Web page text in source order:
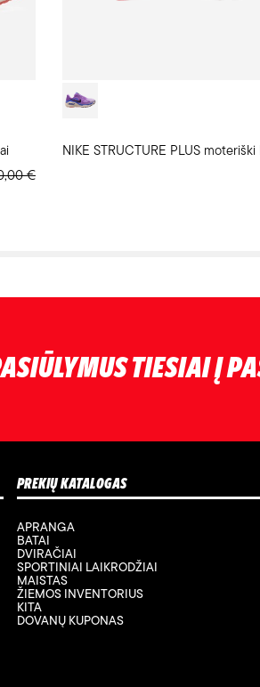
€
TIESIAI Į
PREKIŲ KATALOGAS
APRANGA
BATAI
DVIRAČIAI
SPORTINIAI LAIKRODŽIAI
MAISTAS
ŽIEMOS INVENTORIUS
KITA
DOVANŲ KUPONAS